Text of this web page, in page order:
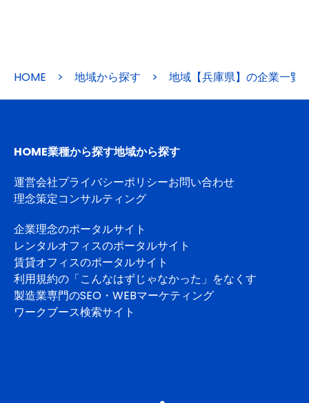
HOME > 地域から探す > 地域【兵庫県】の企業一覧
HOME業種から探す地域から探す
運営会社プライバシーポリシーお問い合わせ
理念策定コンサルティング
企業理念のポータルサイト
レンタルオフィスのポータルサイト
賃貸オフィスのポータルサイト
利用規約の「こんなはずじゃなかった」をなくす
製造業専門のSEO・WEBマーケティング
ワークブース検索サイト